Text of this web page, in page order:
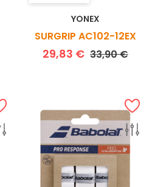
YONEX
SURGRIP AC102-12EX
29,83 € Prix de base
33,90 €Prix